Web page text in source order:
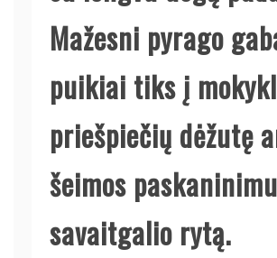
Mažesni pyrago
puikiai tiks į
priešpiečių dėžutę
šeimos
savaitgalio rytą.